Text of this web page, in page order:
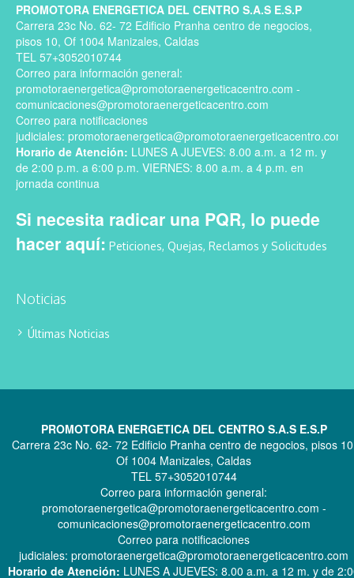
PROMOTORA ENERGETICA DEL CENTRO S.A.S E.S.P
Carrera 23c No. 62- 72 Edificio Pranha centro de negocios,
pisos 10, Of 1004 Manizales, Caldas
TEL 57+3052010744
Correo para información general:
promotoraenergetica@promotoraenergeticacentro.com -
comunicaciones@promotoraenergeticacentro.com
Correo para notificaciones
judiciales: promotoraenergetica@promotoraenergeticacentro.com
Horario de Atención: LUNES A JUEVES: 8.00 a.m. a 12 m. y
de 2:00 p.m. a 6:00 p.m. VIERNES: 8.00 a.m. a 4 p.m. en
jornada continua
Si necesita radicar una PQR, lo puede
hacer aquí: Peticiones, Quejas, Reclamos y Solicitudes
Noticias
Últimas Noticias
PROMOTORA ENERGETICA DEL CENTRO S.A.S E.S.P
Carrera 23c No. 62- 72 Edificio Pranha centro de negocios, pisos
Of 1004 Manizales, Caldas
TEL 57+3052010744
Correo para información general:
promotoraenergetica@promotoraenergeticacentro.com -
comunicaciones@promotoraenergeticacentro.com
Correo para notificaciones
judiciales: promotoraenergetica@promotoraenergeticacentro.com
Horario de Atención: LUNES A JUEVES: 8.00 a.m. a 12 m. y de